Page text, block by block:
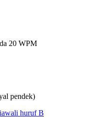
20 WPM
pendek)
huruf B